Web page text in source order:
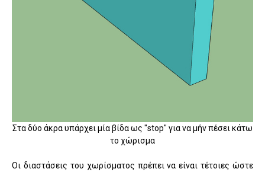
Στα δύο άκρα υπάρχει μία βίδα ως "stop" για να μήν πέσει κάτω
το χώρισμα
Οι διαστάσεις του χωρίσματος πρέπει να είναι τέτοιες ώστε